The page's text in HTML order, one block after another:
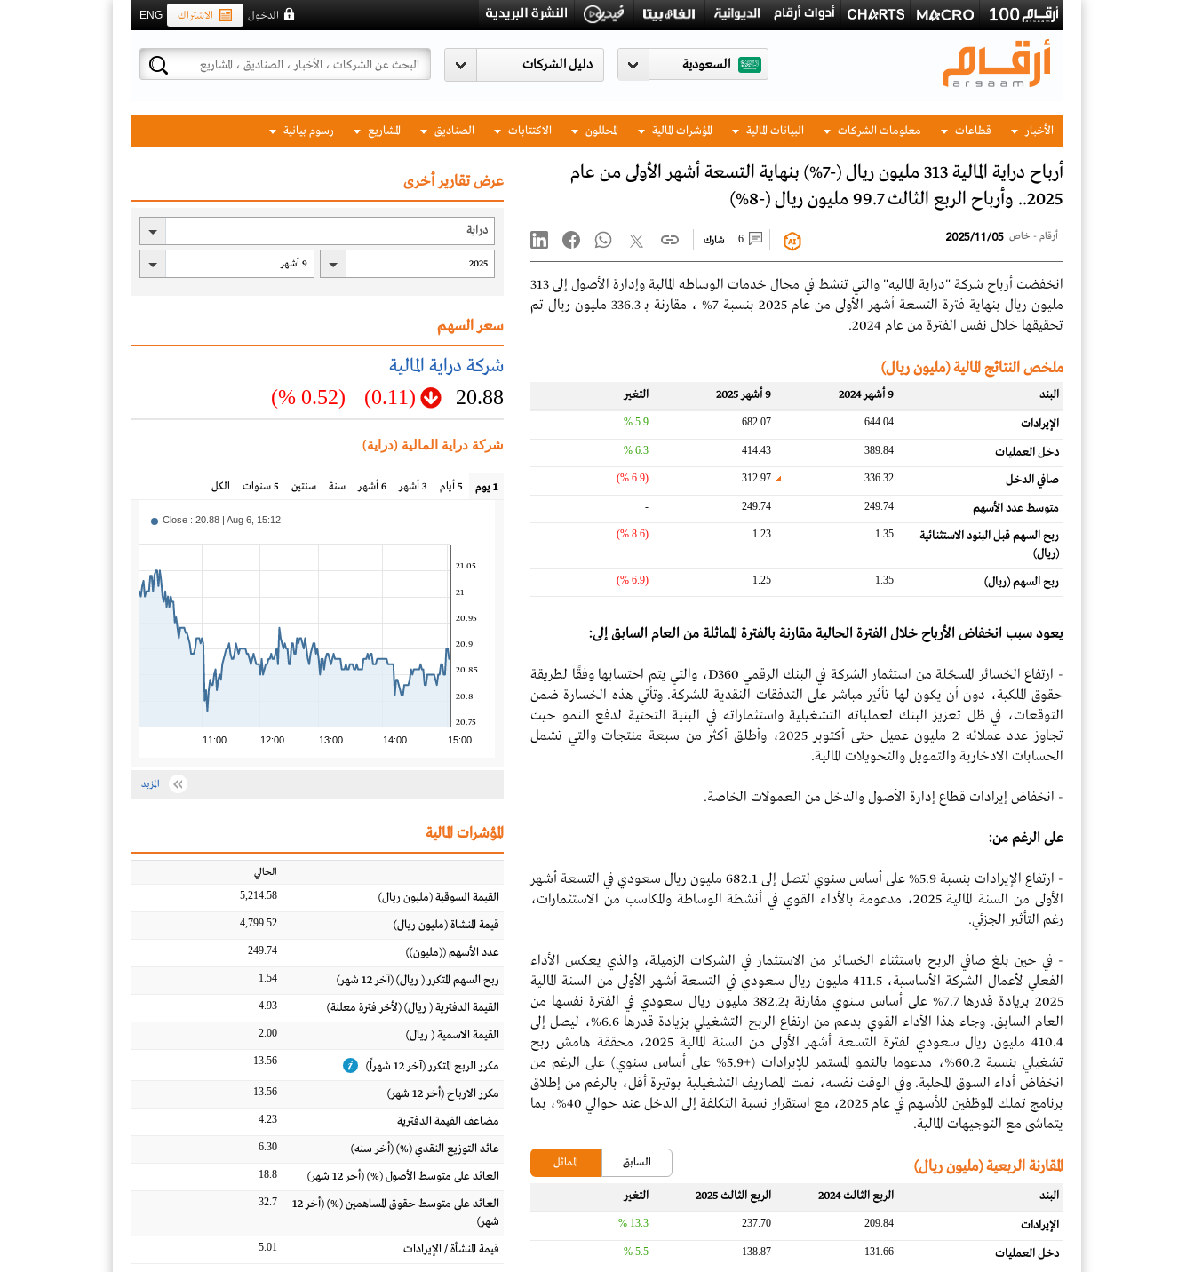
ENG الاشتراك الدخول
السعودية
الأخبار قطاعات معلومات الشركات البيانات المالية المؤشرات المالية المحللون الاكتتابات الصناديق المشاريع رسوم بيانية
أرباح دراية المالية 313 مليون ريال (-7%) بنهاية التسعة أشهر الأولى من عام
2025.. وأرباح الربع الثالث 99.7 مليون ريال (-8%)
2025/11/05 أرقام - خاص شارك 6
انخفضت أرباح شركة "دراية الماليه" والتي تنشط في مجال خدمات الوساطه المالية وإدارة الأصول إلى 313
مليون ريال بنهاية فترة التسعة أشهر الأولى من عام 2025 بنسبة 7% ، مقارنة بـ 336.3 مليون ريال تم
تحقيقها خلال نفس الفترة من عام 2024.
ملخص النتائج المالية (مليون ريال)
البند 9 أشهر 2024 9 أشهر 2025
التغير‬
الإيرادات
644.04
682.07
5.9 %
دخل العمليات 389.84
414.43
6.3 %
صافي الدخل 336.32
312.97
(6.9 %)
متوسط ​​عدد الأسهم 249.74
249.74
-
ربح السهم قبل البنود الاستثنائية
(ريال)
1.35
1.23
(8.6 %)
ربح السهم (ريال) 1.35
1.25
(6.9 %)
يعود سبب انخفاض الأرباح خلال الفترة الحالية مقارنة بالفترة المماثلة من العام السابق إلى:
- ارتفاع الخسائر المسجّلة من استثمار الشركة في البنك الرقمي D360، والتي يتم احتسابها وفقًا لطريقة
حقوق الملكية، دون أن يكون لها تأثير مباشر على التدفقات النقدية للشركة. وتأتي هذه الخسارة ضمن
التوقعات، في ظل تعزيز البنك لعملياته التشغيلية واستثماراته في البنية التحتية لدفع النمو حيث
تجاوز عدد عملائه 2 مليون عميل حتى أكتوبر 2025، وأطلق أكثر من سبعة منتجات والتي تشمل
الحسابات الادخارية والتمويل والتحويلات المالية.
- انخفاض إيرادات قطاع إدارة الأصول والدخل من العمولات الخاصة.
على الرغم من:
- ارتفاع الإيرادات بنسبة 5.9% على أساس سنوي لتصل إلى 682.1 مليون ريال سعودي في التسعة أشهر
الأولى من السنة المالية 2025، مدعومة بالأداء القوي في أنشطة الوساطة والمكاسب من الاستثمارات،
رغم التأثير الجزئي.
- في حين بلغ صافي الربح باستثناء الخسائر من الاستثمار في الشركات الزميلة، والذي يعكس الأداء
الفعلي لأعمال الشركة الأساسية، 411.5 مليون ريال سعودي في التسعة أشهر الأولى من السنة المالية
2025 بزيادة قدرها 7.7% على أساس سنوي مقارنة بـ382.2 مليون ريال سعودي في الفترة نفسها من
العام السابق. وجاء هذا الأداء القوي بدعم من ارتفاع الربح التشغيلي بزيادة قدرها 6.6%، ليصل إلى
410.4 مليون ريال سعودي لفترة التسعة أشهر الأولى من السنة المالية 2025، محققة هامش ربح
تشغيلي بنسبة 60.2%، مدعوما بالنمو المستمر للإيرادات (+5.9% على أساس سنوي) على الرغم من
انخفاض أداء السوق المحلية. وفي الوقت نفسه، نمت المصاريف التشغيلية بوتيرة أقل، بالرغم من إطلاق
برنامج تملك الموظفين للأسهم في عام 2025، مع استقرار نسبة التكلفة إلى الدخل عند حوالي 40%، بما
يتماشى مع التوجيهات المالية.
المقارنة الربعية (مليون ريال) المماثل السابق
البند الربع الثالث 2024 الربع الثالث 2025
التغير‬
الإيرادات
209.84
237.70
13.3 %
دخل العمليات 131.66
138.87
5.5 %
عرض تقارير أخرى
سعر السهم
شركة دراية المالية
20.88
(0.11)
(0.52 %)
شركة دراية المالية (دراية)
1 يوم 5 أيام 3 أشهر 6 أشهر سنة سنتين 5 سنوات الكل
11:00 12:00 13:00 14:00 15:00
20.75
20.8
20.85
20.9
20.95
21
21.05
Close : 20.88 | Aug 6, 15:12
المزيد
المؤشرات المالية
الحالي
القيمة السوقية (مليون ريال) 5,214.58
قيمة المنشاة (مليون ريال) 4,799.52
عدد الأسهم ((مليون)) 249.74
ربح السهم المتكرر ( ريال) (آخر 12 شهر) 1.54
القيمة الدفترية ( ريال) (لأخر فترة معلنة) 4.93
القيمة الاسمية ( ريال) 2.00
مكرر الربح المتكرر (آخر 12 شهراً) 13.56
مكرر الارباح (أخر 12 شهر) 13.56
مضاعف القيمة الدفترية 4.23
عائد التوزيع النقدي (%) (أخر سنه) 6.30
العائد على متوسط الأصول (%) (أخر 12 شهر) 18.8
العائد على متوسط حقوق المساهمين (%) (أخر 12
شهر)
32.7
قيمة المنشأة / الإيرادات 5.01